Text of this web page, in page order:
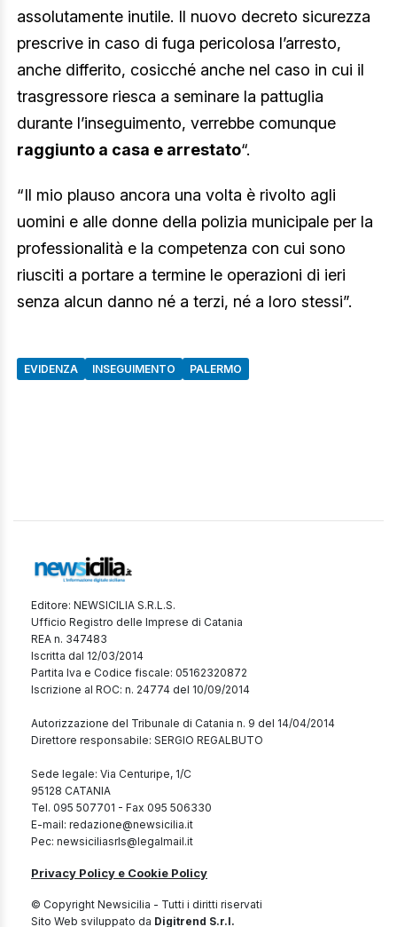
assolutamente inutile. Il nuovo decreto sicurezza
prescrive in caso di fuga pericolosa l’arresto,
anche differito, cosicché anche nel caso in cui il
trasgressore riesca a seminare la pattuglia
durante l’inseguimento, verrebbe comunque
raggiunto a casa e arrestato“.
“Il mio plauso ancora una volta è rivolto agli
uomini e alle donne della polizia municipale per la
professionalità e la competenza con cui sono
riusciti a portare a termine le operazioni di ieri
senza alcun danno né a terzi, né a loro stessi”.
EVIDENZA INSEGUIMENTO PALERMO
Editore: NEWSICILIA S.R.L.S.
Ufficio Registro delle Imprese di Catania
REA n. 347483
Iscritta dal 12/03/2014
Partita Iva e Codice fiscale: 05162320872
Iscrizione al ROC: n. 24774 del 10/09/2014
Autorizzazione del Tribunale di Catania n. 9 del 14/04/2014
Direttore responsabile: SERGIO REGALBUTO
Sede legale: Via Centuripe, 1/C
95128 CATANIA
Tel. 095 507701 - Fax 095 506330
E-mail: redazione@newsicilia.it
Pec: newsiciliasrls@legalmail.it
Privacy Policy e Cookie Policy
© Copyright Newsicilia - Tutti i diritti riservati
Sito Web sviluppato da Digitrend S.r.l.